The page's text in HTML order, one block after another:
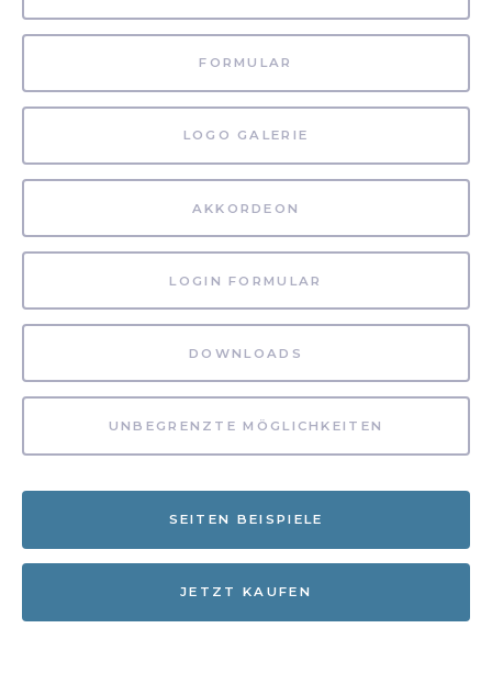
FORMULAR
LOGO GALERIE
AKKORDEON
LOGIN FORMULAR
DOWNLOADS
UNBEGRENZTE MÖGLICHKEITEN
SEITEN BEISPIELE
JETZT KAUFEN